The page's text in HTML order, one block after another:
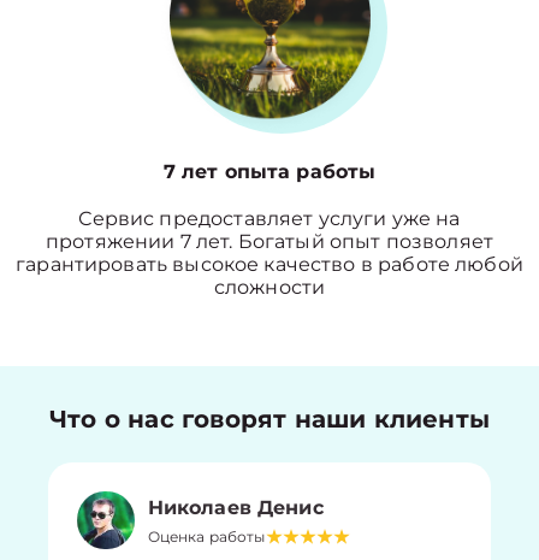
7 лет опыта работы
Сервис предоставляет услуги уже на
протяжении 7 лет. Богатый опыт позволяет
гарантировать высокое качество в работе любой
сложности
Что о нас говорят наши клиенты
Николаев Денис
Оценка работы